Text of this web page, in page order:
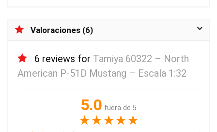
Valoraciones (6)
6 reviews for Tamiya 60322 – North
American P-51D Mustang – Escala 1:32
5.0 fuera de 5
★★★★★